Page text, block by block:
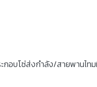
กอบโซ่ส่งกำลัง/สายพานไท